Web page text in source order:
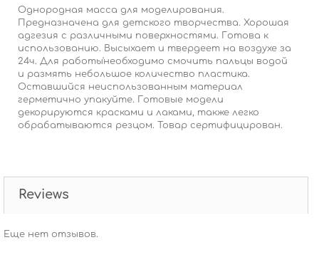
Однородная масса для моделирования.
Предназначена для детского творчества. Хорошая
адгезия с различными поверхностями. Готова к
использованию. Высыхает и твердеет на воздухе за
24ч. Для работы'необходимо смочить пальцы водой
и размять небольшое количество пластика.
Оставшийся неиспользованным материал
герметично упакуйте. Готовые модели
декорируются красками и лаками, также легко
обрабатываются резцом. Товар сертифицирован.
Reviews
Еще нет отзывов.